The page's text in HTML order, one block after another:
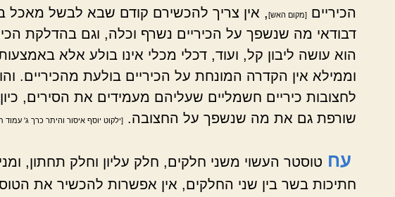
הכיריים [מקום האש], אין צריך להכשירם קודם שבא לבשל מאכל
דבודאי מה שנשפך על הכיריים נשרף וכלה, וגם בהדלקת
הוא עושה ליבון קל, ועוד, דכלי מכלי אינו בולע אלא
וממילא אין הקדרה המונחת על הכיריים בולעת מהכיריים.
לחצובות כיריים חשמליים שעליהם מעמידים את הסירים,
שורפת גם את מה שנשפך על החצובה. [ילקוט יוסף איסור והיתר כרך ג' עמוד
עח טוסטר העשוי משני חלקים, חלק עליון וחלק תחתון,
חתיכות בשר בין שני החלקים, אין אפשרות להכשיר את